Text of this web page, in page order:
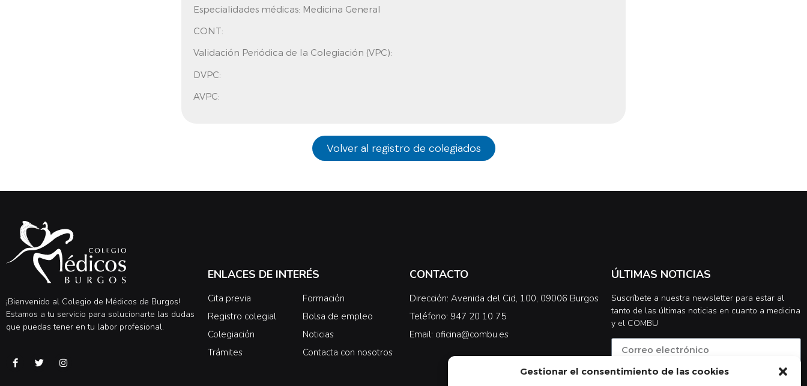
Gestionar el consentimiento de las cookies
Especialidades médicas: Medicina General
CONT:
Validación Periódica de la Colegiación (VPC):
DVPC:
AVPC:
Volver al registro de colegiados
¡Bienvenido al Colegio de Médicos de Burgos!
Estamos a tu servicio para solucionarte las dudas
que puedas tener en tu labor profesional.
ENLACES DE INTERÉS
Cita previa
Registro colegial
Colegiación
Trámites
Formación
Bolsa de empleo
Noticias
Contacta con nosotros
CONTACTO
Dirección: Avenida del Cid, 100, 09006 Burgos
Teléfono: 947 20 10 75
Email: oficina@combu.es
ÚLTIMAS NOTICIAS
Suscríbete a nuestra newsletter para estar al
tanto de las últimas noticias en cuanto a medicina
y el COMBU
Acepto lapolítica de privacidad